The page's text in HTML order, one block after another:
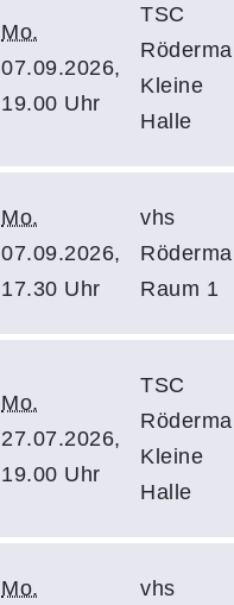
Mo.
07.09.2026,
19.00 Uhr
TSC
Kleine
Halle
Mo.
07.09.2026,
17.30 Uhr
vhs
Raum 1
Mo.
27.07.2026,
19.00 Uhr
TSC
Kleine
Halle
Mo. vhs